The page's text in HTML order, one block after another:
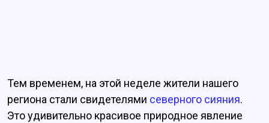
Тем временем, на этой неделе жители нашего
региона стали свидетелями северного сияния.
Это удивительно красивое природное явление